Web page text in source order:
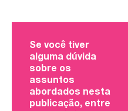
Se você tiver
alguma dúvida
sobre os
assuntos
abordados nesta
publicação, entre